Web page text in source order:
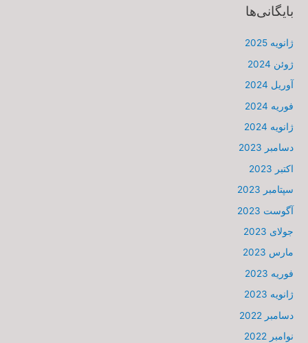
بایگانی‌ها
ژانویه 2025
ژوئن 2024
آوریل 2024
فوریه 2024
ژانویه 2024
دسامبر 2023
اکتبر 2023
سپتامبر 2023
آگوست 2023
جولای 2023
مارس 2023
فوریه 2023
ژانویه 2023
دسامبر 2022
نوامبر 2022